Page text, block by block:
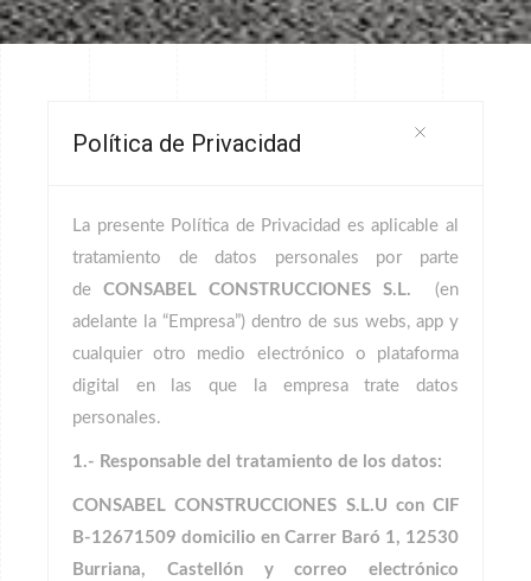
Política de Privacidad
La presente Política de Privacidad es aplicable al
tratamiento de datos personales por parte
de
CONSABEL CONSTRUCCIONES S.L. (en
adelante la “Empresa”) dentro de sus webs, app y
cualquier otro medio electrónico o plataforma
digital en las que la empresa trate datos
personales.
1.- Responsable del tratamiento de los datos:
CONSABEL CONSTRUCCIONES S.L.U con CIF
B-12671509 domicilio en Carrer Baró 1, 12530
Burriana, Castellón y correo electrónico